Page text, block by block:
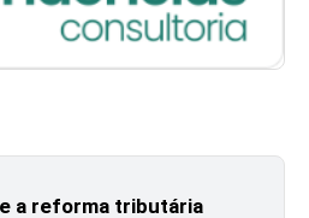
a reforma tributária